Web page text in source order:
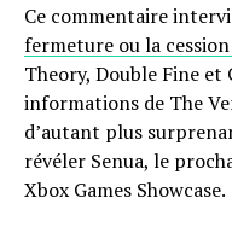
Ce commentaire
fermeture ou la
Theory, Double Fine et
informations de The
d’autant plus
révéler Senua, le
Xbox Games Showcase.